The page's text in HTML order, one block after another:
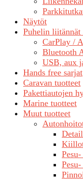
Näytöt
Puhelin liitännät
CarPlay /
Bluetooth
USB, aux
Hands free sarjat
Caravan tuotteet
Pakettiautojen
Marine tuotteet
Muut tuotteet